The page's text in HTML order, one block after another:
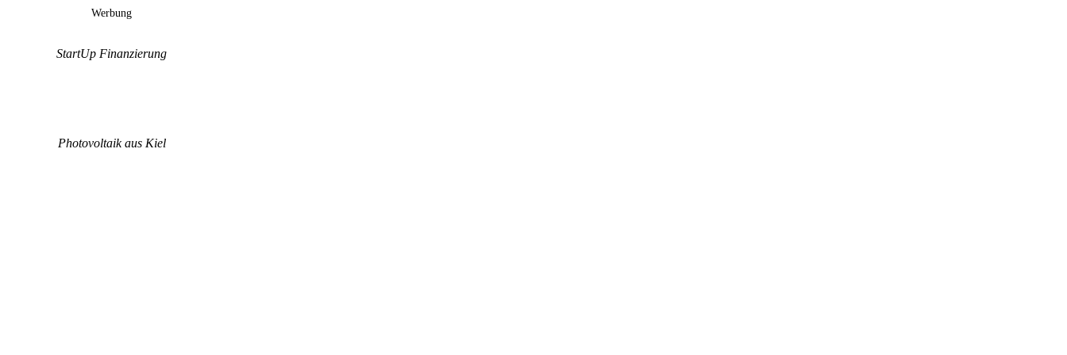
Werbung
StartUp Finanzierung
Photovoltaik aus Kiel